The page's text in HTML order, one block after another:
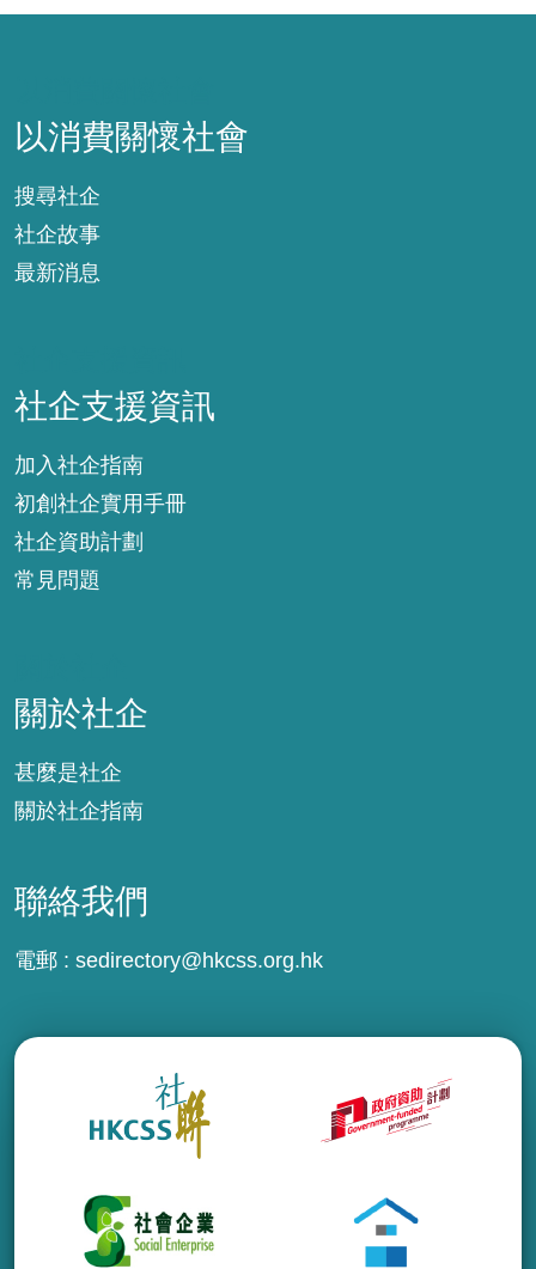
以消費關懷社會
搜尋社企
社企故事
最新消息
社企支援資訊
加入社企指南
初創社企實用手冊
社企資助計劃
常見問題
關於社企
甚麼是社企
關於社企指南
聯絡我們
電郵 : sedirectory@hkcss.org.hk